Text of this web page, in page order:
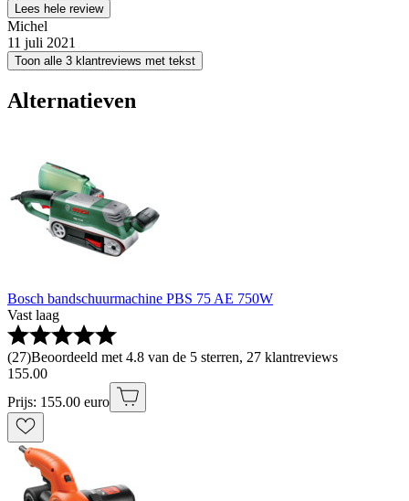
Lees hele review
Michel
11 juli 2021
Toon alle 3 klantreviews met tekst
Alternatieven
Bosch bandschuurmachine PBS 75 AE 750W
Vast laag
(27)Beoordeeld met 4.8 van de 5 sterren, 27 klantreviews
155.00
Prijs: 155.00 euro